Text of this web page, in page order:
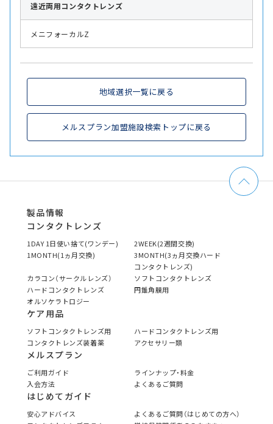
遠近両用コンタクトレンズ
メニフォーカルZ
地域選択一覧に戻る
メルスプラン加盟施設検索トップに戻る
製品情報
コンタクトレンズ
1DAY 1日使い捨て(ワンデー)
2WEEK(2週間交換)
1MONTH(1ヵ月交換)
3MONTH(3ヵ月交換ハード
コンタクトレンズ)
カラコン（サークルレンズ）
ソフトコンタクトレンズ
ハードコンタクトレンズ
円錐角膜用
オルソケラトロジー
ケア用品
ソフトコンタクトレンズ用
ハードコンタクトレンズ用
コンタクトレンズ装着薬
アクセサリー類
メルスプラン
ご利用ガイド
ラインナップ・料金
入会方法
よくあるご質問
はじめてガイド
安心アドバイス
よくあるご質問（はじめての方へ）